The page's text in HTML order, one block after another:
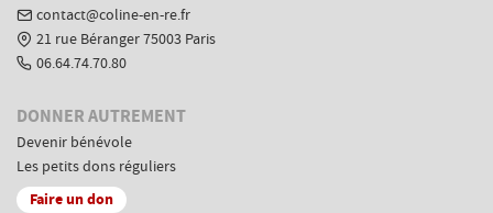
contact@coline-en-re.fr
21 rue Béranger 75003 Paris
06.64.74.70.80
DONNER AUTREMENT
Devenir bénévole
Les petits dons réguliers
Faire un don